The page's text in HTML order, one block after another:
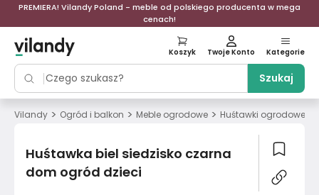
PREMIERA! Vilandy Poland - meble od polskiego producenta w mega
cenach!
Szukaj
Koszyk Twoje Konto Kategorie
Vilandy > Ogród i balkon > Meble ogrodowe > Huśtawki ogrodowe
Huśtawka biel siedzisko czarna
dom ogród dzieci